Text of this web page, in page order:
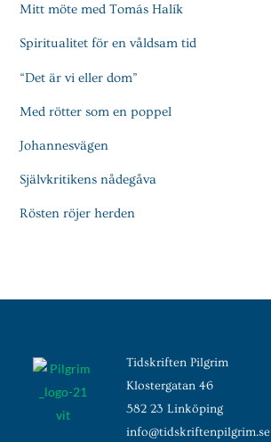
Mitt möte med Tomás Halík
Spiritualitet för en våldsam tid
“Det är vi eller dom”
Med rötter som en poppel
Johannesvägen
Självkritikens nådegåva
Rösten röjer herden
Tidskriften Pilgrim
Klostergatan 46
582 23 Linköping
info@tidskriftenpilgrim.se